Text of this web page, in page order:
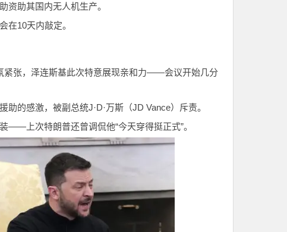
资助其国内无人机生产。
在10天内敲定。
紧张，泽连斯基此次特意展现亲和力——会议开始几分
的感激，被副总统J·D·万斯（JD Vance）斥责。
——上次特朗普还曾调侃他“今天穿得挺正式”。